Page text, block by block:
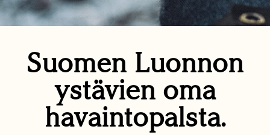
Suomen Luonnon
ystävien oma
havaintopalsta.